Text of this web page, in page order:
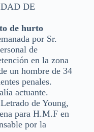
DE
de hurto
por Sr.
de
en la zona
un hombre de 34
penales.
actuante.
de Young,
para H.M.F en
por la